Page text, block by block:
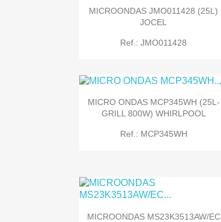
 Quick view
MICROONDAS JMO011428 (25L)
JOCEL
Ref.: JMO011428
 Quick view
MICRO ONDAS MCP345WH (25L-
GRILL 800W) WHIRLPOOL
Ref.: MCP345WH
MICROONDAS MS23K3513AW/EC